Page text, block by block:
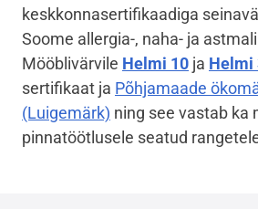
keskkonnasertifikaadiga
Soome allergia-, naha- ja
Mööblivärvile Helmi 10 ja Helmi
sertifikaat ja Põhjamaade
(Luigemärk) ning see vastab ka
pinnatöötlusele seatud